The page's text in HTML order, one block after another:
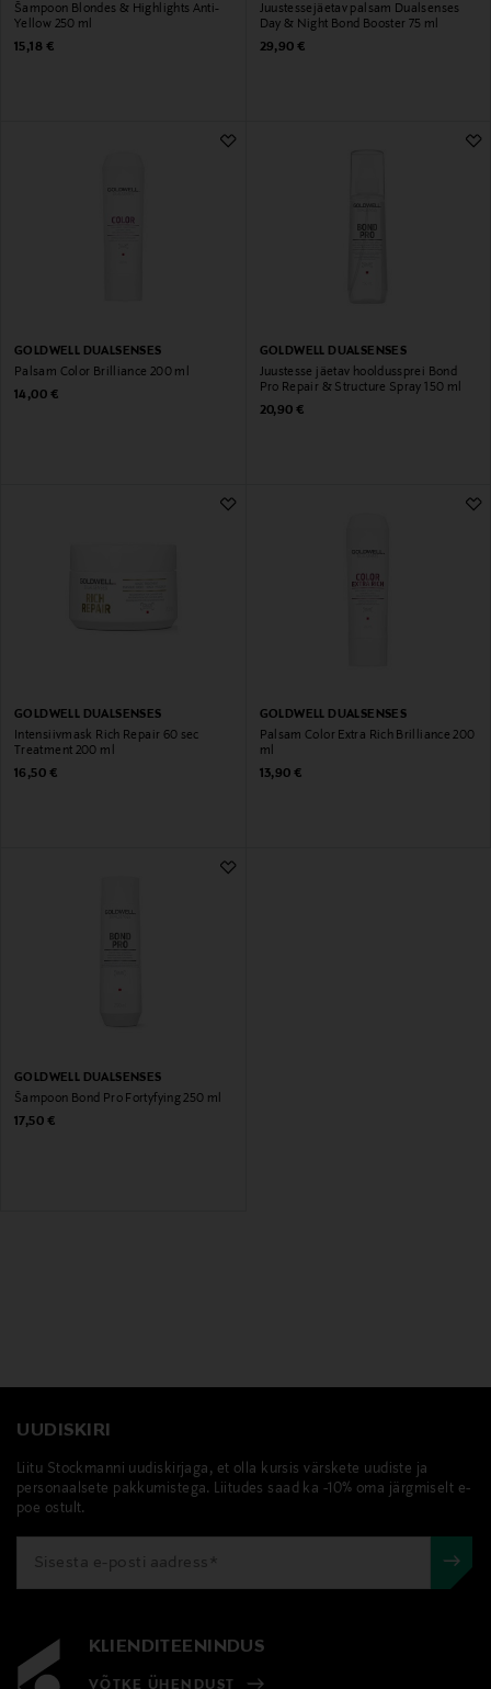
Šampoon Blondes & Highlights Anti-
Yellow 250 ml
Original Price
15,18 €
Juustessejäetav palsam Dualsenses
Day & Night Bond Booster 75 ml
Original Price
29,90 €
GOLDWELL DUALSENSES
Palsam Color Brilliance 200 ml
Original Price
14,00 €
GOLDWELL DUALSENSES
Juustesse jäetav hooldussprei Bond
Pro Repair & Structure Spray 150 ml
Original Price
20,90 €
GOLDWELL DUALSENSES
Intensiivmask Rich Repair 60 sec
Treatment 200 ml
Original Price
16,50 €
GOLDWELL DUALSENSES
Palsam Color Extra Rich Brilliance 200
ml
Original Price
13,90 €
GOLDWELL DUALSENSES
Šampoon Bond Pro Fortyfying 250 ml
Original Price
17,50 €
UUDISKIRI
Liitu Stockmanni uudiskirjaga, et olla kursis värskete uudiste ja
personaalsete pakkumistega. Liitudes saad ka -10% oma järgmiselt e-
poe ostult.
KLIENDITEENINDUS
VÕTKE ÜHENDUST